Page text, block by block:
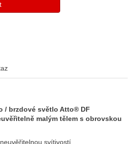
/ brzdové světlo Atto® DF
malým tělem s obrovskou
svítivostí